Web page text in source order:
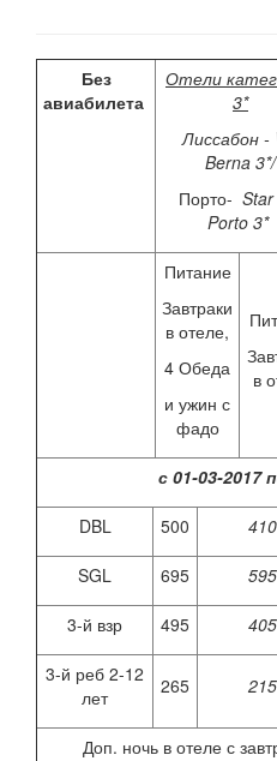
Без
авиабилета
Отели
3*
Лиссабон -
Berna 3*/
Порто-
Porto 3*
Питание
Завтраки
в отеле,
4 Обеда
и ужин с
фадо
в
с 01-03-2017
DBL 500 410
SGL 695 595
3-й взр 495 405
3-й реб 2-12
лет
265 215
Доп. ночь в отеле с